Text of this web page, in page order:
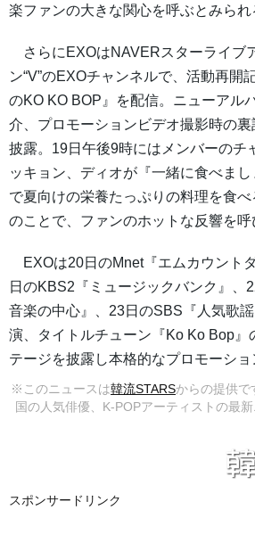
楽ファンの大きな関心を呼ぶとみられ
さらにEXOはNAVERスターライブ
ン“V”のEXOチャンネルで、活動再開
のKO KO BOP』を配信。ニューアル
介、プロモーションビデオ撮影時の
披露。19日午後9時にはメンバーのチ
ッキョン、ディオが『一緒に食べま
で夏向けの栄養たっぷりの料理を食
のことで、ファンのホットな反響を呼
EXOは20日のMnet『エムカウント
日のKBS2『ミュージックバンク』、
音楽の中心』、23日のSBS『人気歌
演、タイトルチューン『Ko Ko Bop』
テージを披露し本格的なプロモーショ
※このニュースは韓流STARSからの提供で
国の人気俳優、K-POPアーティストの最
スポンサードリンク